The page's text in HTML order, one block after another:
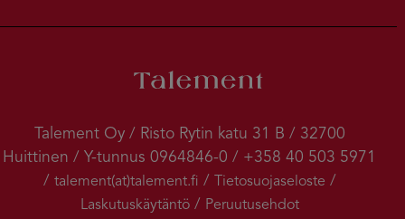
Talement Oy / Risto Rytin katu 31 B / 32700
Huittinen / Y-tunnus 0964846-0 / +358 40 503 5971
/ talement(at)talement.fi / Tietosuojaseloste /
Laskutuskäytäntö/ Peruutusehdot